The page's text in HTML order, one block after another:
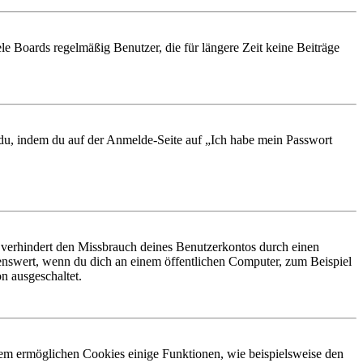
Boards regelmäßig Benutzer, die für längere Zeit keine Beiträge
indem du auf der Anmelde-Seite auf „Ich habe mein Passwort
den Missbrauch deines Benutzerkontos durch einen
wenn du dich an einem öffentlichen Computer, zum Beispiel
ausgeschaltet.
ermöglichen Cookies einige Funktionen, wie beispielsweise den